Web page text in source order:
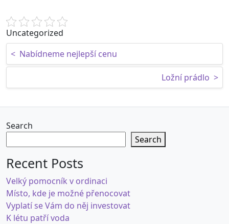
Uncategorized
Post navigation
< Nabídneme nejlepší cenu
Ložní prádlo >
Search
Search
Recent Posts
Velký pomocník v ordinaci
Místo, kde je možné přenocovat
Vyplatí se Vám do něj investovat
K létu patří voda